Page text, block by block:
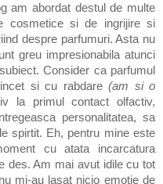
am abordat destul de multe
cosmetice si de ingrijire si
despre parfumuri. Asta nu
greu impresionabila atunci
Consider ca parfumul
si cu rabdare(am si o
la primul contact olfactiv,
personalitatea, sa
spirtit. Eh, pentru mine este
cu atata incarcatura
des. Am mai avut idile cu tot
mi-au lasat nicio emotie de